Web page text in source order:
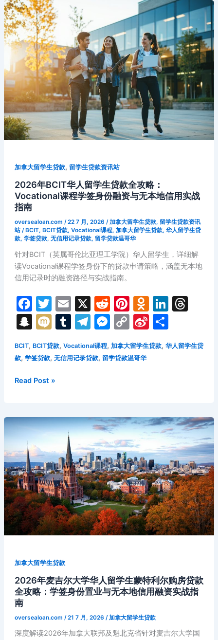
ni
ki
er
多
大
学
华
留
学
货
物
抵
押
款
全
攻
略：
笔
记
本
电
脑
抵
押
安
大
略
学
业
资
指
南
加拿大留学生贷款, 留学生贷款资讯站
2026年BCIT华人留学生贷款全攻略：
Vocational课程学签身份融资与无本地信用实战
指南
oversealoan.com /22 7 月, 2026 /加拿大留学生贷款, 留学生贷款资讯
站/ BCIT, BCIT贷款, Vocational课程, 加拿大留学生贷款, 华人留学生贷
款, 学签贷款, 无信用记录贷款, 留学贷款温哥华
针对BCIT（英属哥伦比亚理工学院）华人留学生，详细解
读Vocational课程学签身份下的贷款申请策略，涵盖无本地
信用记录时的融资路径与实战指南。
F
a
c
e
b
o
k
T
w
itt
er
E
m
ai
l
X R
e
d
di
t
Pi
nt
er
e
st
O
d
n
o
s
ni
ki
Li
n
k
e
T
a
S
a
c
at
M
ix
i
T
m
T
e
M
e
s
g
er
C
p
k
Si
n
a
o
分
BCIT, BCIT贷款, Vocational课程, 加拿大留学生贷款, 华人留学生贷
款, 学签贷款, 无信用记录贷款, 留学贷款温哥华
2026
华
人
留
学
生
贷
款
全
攻
略：
Vocational
学
签
身
份
与
Read Post »
加拿大留学生贷款
2026年麦吉尔大学华人留学生蒙特利尔购房贷款
全攻略：学签身份置业与无本地信用融资实战指
南
oversealoan.com /21 7 月, 2026 /加拿大留学生贷款
深度解读2026年加拿大联邦及魁北克省针对麦吉尔大学国